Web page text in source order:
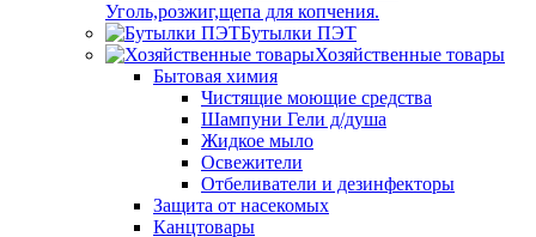
Уголь,розжиг,щепа для копчения.
Бутылки ПЭТ
Хозяйственные товары
Бытовая химия
Чистящие моющие средства
Шампуни Гели д/душа
Жидкое мыло
Освежители
Отбеливатели и дезинфекторы
Защита от насекомых
Канцтовары